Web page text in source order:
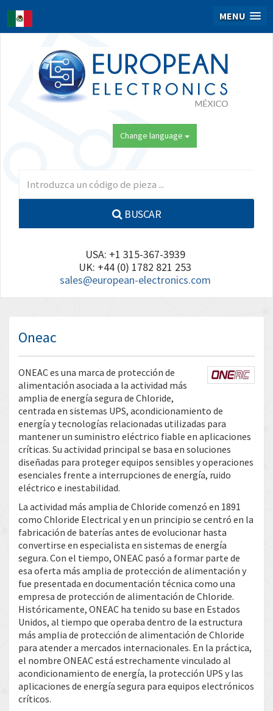
MENU
Change language
BUSCAR
USA: +1 315-367-3939
UK: +44 (0) 1782 821 253
sales@european-electronics.com
Oneac
ONEAC es una marca de protección de
alimentación asociada a la actividad más
amplia de energía segura de Chloride,
centrada en sistemas UPS, acondicionamiento de
energía y tecnologías relacionadas utilizadas para
mantener un suministro eléctrico fiable en aplicaciones
críticas. Su actividad principal se basa en soluciones
diseñadas para proteger equipos sensibles y operaciones
esenciales frente a interrupciones de energía, ruido
eléctrico e inestabilidad.
La actividad más amplia de Chloride comenzó en 1891
como Chloride Electrical y en un principio se centró en la
fabricación de baterías antes de evolucionar hasta
convertirse en especialista en sistemas de energía
segura. Con el tiempo, ONEAC pasó a formar parte de
esa oferta más amplia de protección de alimentación y
fue presentada en documentación técnica como una
empresa de protección de alimentación de Chloride.
Históricamente, ONEAC ha tenido su base en Estados
Unidos, al tiempo que operaba dentro de la estructura
más amplia de protección de alimentación de Chloride
para atender a mercados internacionales. En la práctica,
el nombre ONEAC está estrechamente vinculado al
acondicionamiento de energía, la protección UPS y las
aplicaciones de energía segura para equipos electrónicos
críticos.